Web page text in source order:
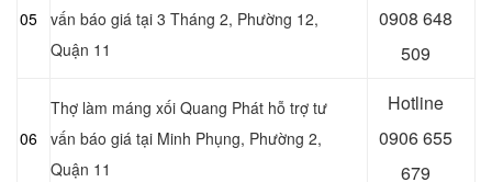
05
vấn báo giá tại 3 Tháng 2, Phường 12,
Quận 11
0908 648
509
06
Thợ làm máng xối Quang Phát hỗ trợ tư
vấn báo giá tại Minh Phụng, Phường 2,
Quận 11
Hotline
0906 655
679